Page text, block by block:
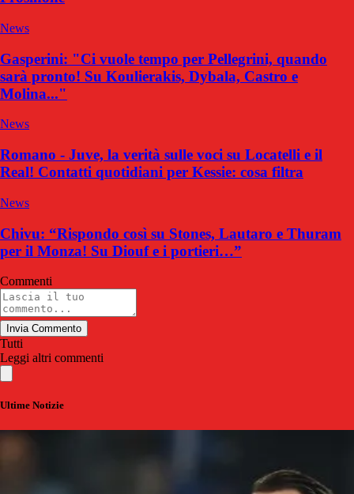
News
Gasperini: "Ci vuole tempo per Pellegrini, quando
sarà pronto! Su Koulierakis, Dybala, Castro e
Molina..."
News
Romano - Juve, la verità sulle voci su Locatelli e il
Real! Contatti quotidiani per Kessie: cosa filtra
News
Chivu: “Rispondo così su Stones, Lautaro e Thuram
per il Monza! Su Diouf e i portieri…”
Commenti
Invia Commento
Tutti
Leggi altri commenti
Ultime Notizie